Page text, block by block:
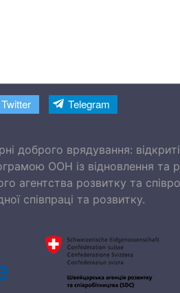
Twitter Telegram
доброго врядування:
ООН із відновлення та
агентства розвитку та
співпраці та розвитку.